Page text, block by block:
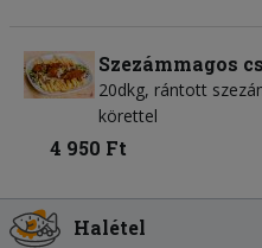
Szezámmagos
20dkg, rántott
körettel
4 950 Ft
Halétel